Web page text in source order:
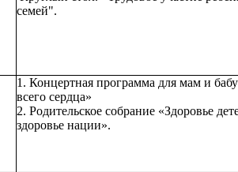
семей".
1. Концертная программа для мам и
всего сердца»
2. Родительское собрание «Здоровье
здоровье нации».